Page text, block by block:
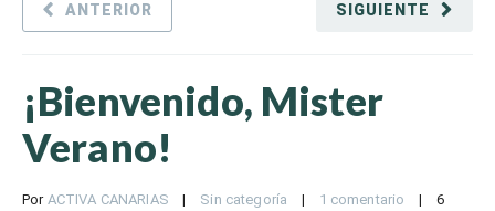
SIGUIENTE
ANTERIOR
¡Bienvenido, Mister
Verano!
Por ACTIVA CANARIAS | Sin categoría | 1 comentario |
6